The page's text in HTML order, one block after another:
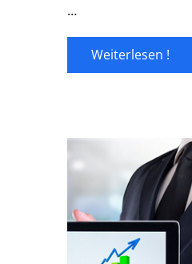
…
Weiterlesen !